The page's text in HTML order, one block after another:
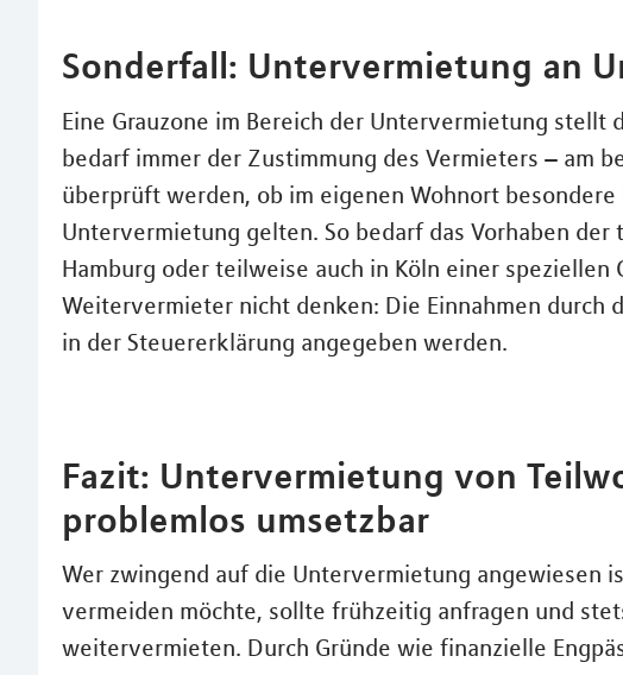
Sonderfall: Untervermietung an
Eine Grauzone im Bereich der Untervermietung stellt
bedarf immer der Zustimmung des Vermieters – am
überprüft werden, ob im eigenen Wohnort
Untervermietung gelten. So bedarf das Vorhaben
Hamburg oder teilweise auch in Köln einer speziellen
Weitervermieter nicht denken: Die Einnahmen durch
in der Steuererklärung angegeben werden.
Fazit: Untervermietung von
problemlos umsetzbar
Wer zwingend auf die Untervermietung angewiesen
vermeiden möchte, sollte frühzeitig anfragen und
weitervermieten. Durch Gründe wie finanzielle